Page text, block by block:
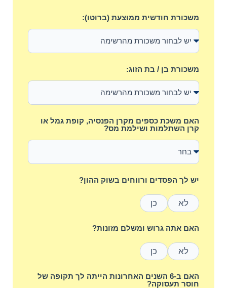
משכורת חודשית ממוצעת (ברוטו):
משכורת בן / בת הזוג:
האם משכת כספים מקרן הפנסיה, קופת גמל או
קרן השתלמות ושילמת מס?
יש לך הפסדים ורווחים בשוק ההון?
לא כן
האם אתה גרוש ומשלם מזונות?
לא כן
האם ב-6 השנים האחרונות הייתה לך תקופה של
חוסר תעסוקה?